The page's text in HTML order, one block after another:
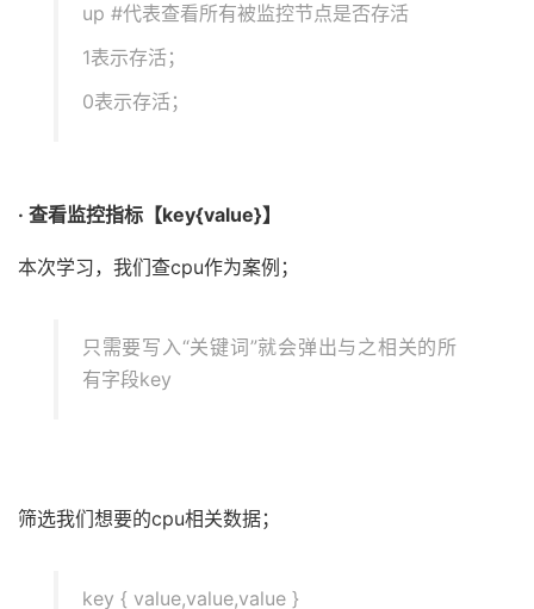
up #代表查看所有被监控节点是否存活
1表示存活；
0表示存活；
· 查看监控指标【key{value}】
本次学习，我们查cpu作为案例；
只需要写入“关键词”就会弹出与之相关的所
有字段key
筛选我们想要的cpu相关数据；
key { value,value,value }